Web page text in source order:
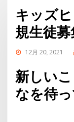
キッズ
規生徒募
12月 20, 2021
新しい
なを待っ